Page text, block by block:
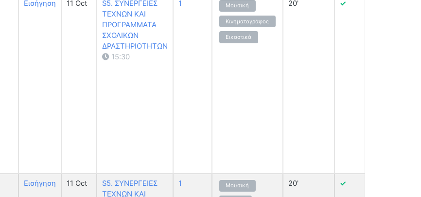
Εισήγηση 11 Oct
S5. ΣΥΝΕΡΓΕΙΕΣ
ΤΕΧΝΩΝ ΚΑΙ
ΠΡΟΓΡΑΜΜΑΤΑ
ΣΧΟΛΙΚΩΝ
ΔΡΑΣΤΗΡΙΟΤΗΤΩΝ
15:30
1 Μουσική
Κινηματογράφος
Εικαστικά
20' ✓
Εισήγηση 11 Oct
S5. ΣΥΝΕΡΓΕΙΕΣ
ΤΕΧΝΩΝ ΚΑΙ
1 Μουσική 20' ✓